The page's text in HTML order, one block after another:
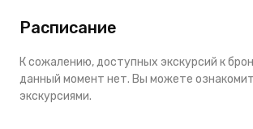
Расписание
К сожалению, доступных экскурсий к
данный момент нет. Вы можете
экскурсиями.